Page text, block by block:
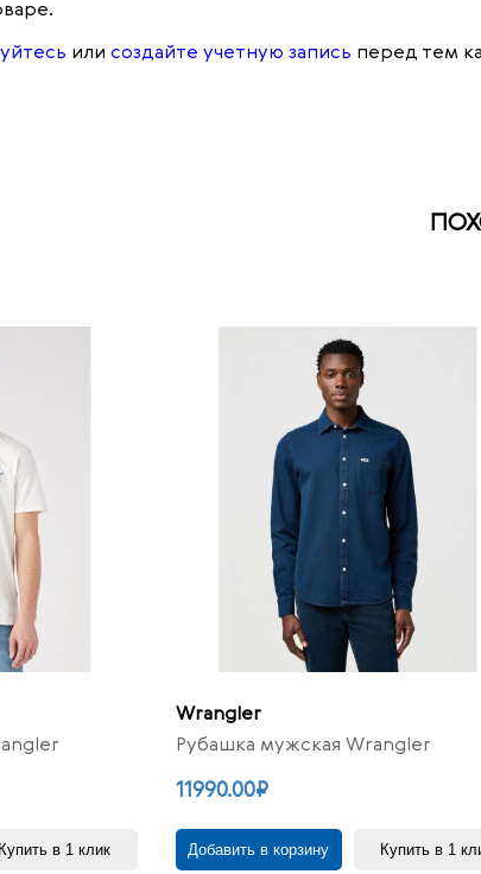
или создайте учетную запись перед тем
Купить в 1 клик
Wrangler
Рубашка мужская Wrangler
11990.00₽
Добавить в корзину Купить в 1